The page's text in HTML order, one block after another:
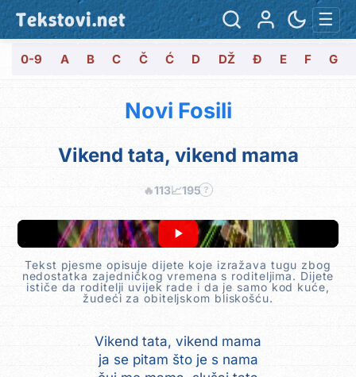
Tekstovi.net ☰
0-9 A B C Č Ć D DŽ Đ E F G
Novi Fosili
Vikend tata, vikend mama
🔥113📈195 ?
Tekst pjesme opisuje dijete koje izražava tugu zbog
nedostatka zajedničkog vremena s roditeljima. Dijete
ističe da roditelji uvijek rade i da je samo kod kuće,
žudeći za obiteljskom bliskošću.
Vikend tata, vikend mama
ja se pitam što je s nama